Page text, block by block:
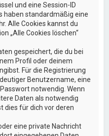
und eine Session-ID
haben standardmäßig eine
Alle Cookies kannst du
„Alle Cookies löschen“
gespeichert, die du bei
Profil oder deinem
Für die Registrierung
Benutzername, eine
notwendig. Wenn
Daten als notwendig
dies für dich vor deren
eine private Nachricht